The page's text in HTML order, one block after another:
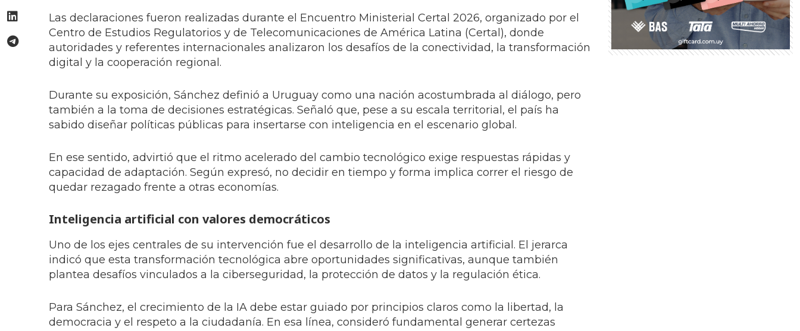
Las declaraciones fueron realizadas durante el Encuentro Ministerial Certal 2026, organizado por el
Centro de Estudios Regulatorios y de Telecomunicaciones de América Latina (Certal), donde
autoridades y referentes internacionales analizaron los desafíos de la conectividad, la transformación
digital y la cooperación regional.
Durante su exposición, Sánchez definió a Uruguay como una nación acostumbrada al diálogo, pero
también a la toma de decisiones estratégicas. Señaló que, pese a su escala territorial, el país ha
sabido diseñar políticas públicas para insertarse con inteligencia en el escenario global.
En ese sentido, advirtió que el ritmo acelerado del cambio tecnológico exige respuestas rápidas y
capacidad de adaptación. Según expresó, no decidir en tiempo y forma implica correr el riesgo de
quedar rezagado frente a otras economías.
Inteligencia artificial con valores democráticos
Uno de los ejes centrales de su intervención fue el desarrollo de la inteligencia artificial. El jerarca
indicó que esta transformación tecnológica abre oportunidades significativas, aunque también
plantea desafíos vinculados a la ciberseguridad, la protección de datos y la regulación ética.
Para Sánchez, el crecimiento de la IA debe estar guiado por principios claros como la libertad, la
democracia y el respeto a la ciudadanía. En esa línea, consideró fundamental generar certezas